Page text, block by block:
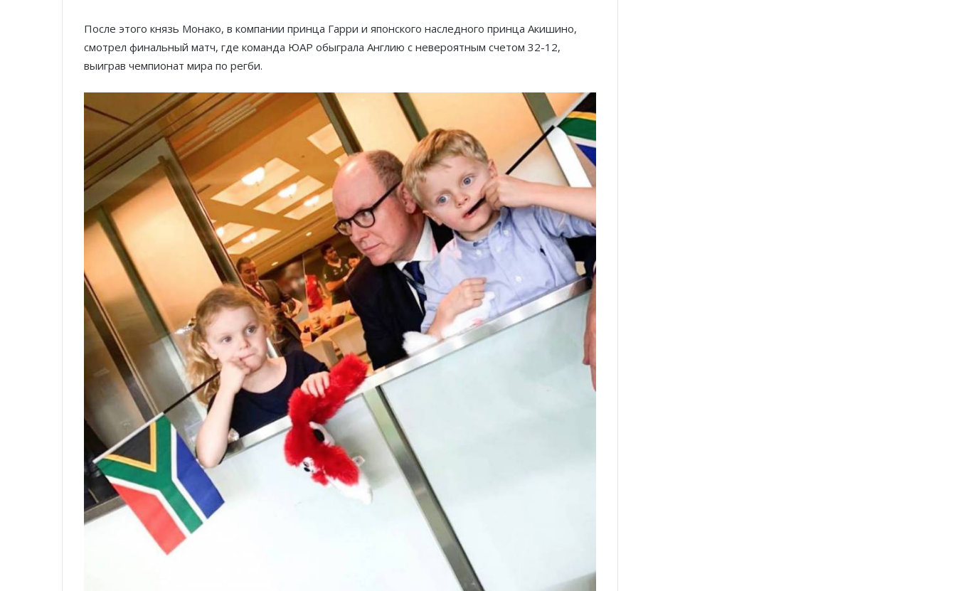
После этого князь Монако, в компании принца Гарри и японского наследного принца Акишино,
смотрел финальный матч, где команда ЮАР обыграла Англию с невероятным счетом 32-12,
выиграв чемпионат мира по регби.